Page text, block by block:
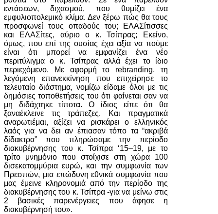
εντάσεων, διχασμού, που θυμίζει ένα
εμφυλιοπολεμικό κλίμα. Δεν ξέρω πώς θα τους
προσφωνεί τους οπαδούς του; ΕΛΑΣίτισσες
και ΕΛΑΣίτες, αύριο ο κ. Τσίπρας; Εκείνο,
όμως, που επί της ουσίας έχει αξία να πούμε
είναι ότι μπορεί να εμφανίζει ένα νέο
περιτύλιγμα ο κ. Τσίπρας αλλά έχει το ίδιο
περιεχόμενο. Με αφορμή το rebranding, τη
λεγόμενη επανεκκίνηση που επιχείρησε το
τελευταίο διάστημα, νομίζω είδαμε όλοι με τις
δημόσιες τοποθετήσεις του ότι φαίνεται σαν να
μη διδάχτηκε τίποτα. Ο ίδιος είπε ότι θα
ξαναέκλεινε τις τράπεζες. Και πραγματικά
αναρωτιέμαι, αξίζει να ρισκάρει ο ελληνικός
λαός για να δει αν έπιασαν τόπο τα “ακριβά
δίδακτρα” που πληρώσαμε την περίοδο
διακυβέρνησης του κ. Τσίπρα ‘15–19, με το
τρίτο μνημόνιο που στοίχισε στη χώρα 100
δισεκατομμύρια ευρώ, και την συμφωνία των
Πρεσπών, μια επώδυνη εθνικά συμφωνία που
μας έμεινε κληρονομιά από την περίοδο της
διακυβέρνησης του κ. Τσίπρα -για να μείνω στις
2 βασικές παρενέργειες που άφησε η
διακυβέρνησή του».